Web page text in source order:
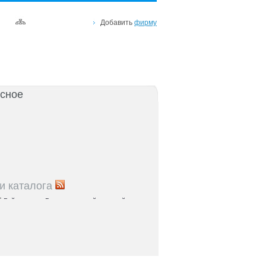
Добавить фирму
каталога
Рейтинг улиц Ростова с самой развитой